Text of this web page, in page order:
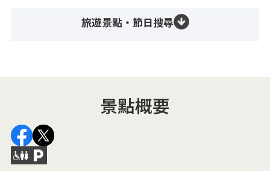
旅遊景點・節日搜尋
景點概要